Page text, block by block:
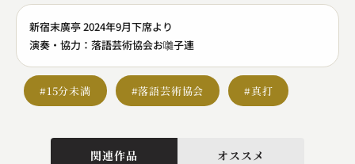
新宿末廣亭 2024年9月下席より
演奏・協力：落語芸術協会お囃子連
#15分未満 #落語芸術協会 #真打
関連作品 オススメ